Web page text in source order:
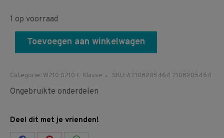
1 op voorraad
Toevoegen aan winkelwagen
Categorie: W210 S210 E-Klasse SKU:A2108205464 2108205464
Ongebruikte onderdelen
Deel dit met je vrienden!